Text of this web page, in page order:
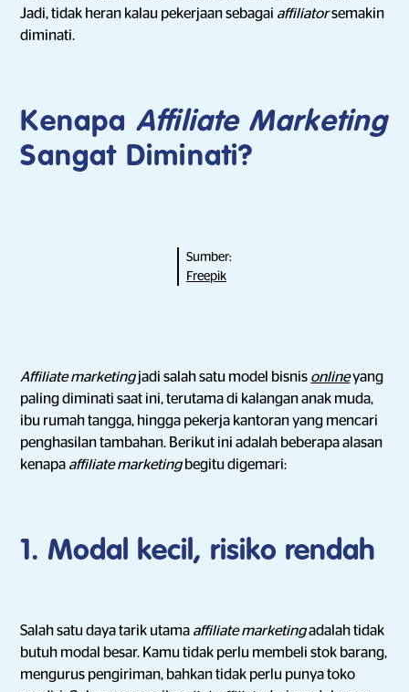
Jadi, tidak heran kalau pekerjaan sebagai affiliatorsemakin
diminati.
Kenapa Affiliate Marketing
Sangat Diminati?
Sumber:
Freepik
Affiliate marketingjadi salah satu model bisnis onlineyang
paling diminati saat ini, terutama di kalangan anak muda,
ibu rumah tangga, hingga pekerja kantoran yang mencari
penghasilan tambahan. Berikut ini adalah beberapa alasan
kenapa affiliate marketingbegitu digemari:
1. Modal kecil, risiko rendah
Salah satu daya tarik utama affiliate marketingadalah tidak
butuh modal besar. Kamu tidak perlu membeli stok barang,
mengurus pengiriman, bahkan tidak perlu punya toko